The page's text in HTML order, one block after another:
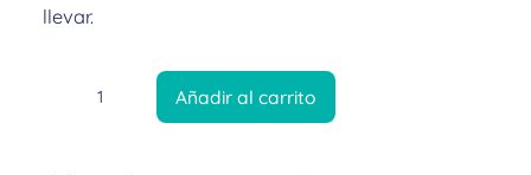
llevar.
Añadir al carrito